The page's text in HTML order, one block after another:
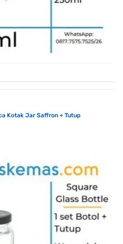
Kotak Jar Saffron + Tutup